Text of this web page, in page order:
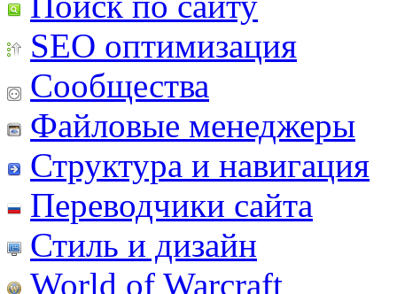
SEO оптимизация
Сообщества
Файловые менеджеры
Структура и навигация
Переводчики сайта
Стиль и дизайн
World of Warcraft